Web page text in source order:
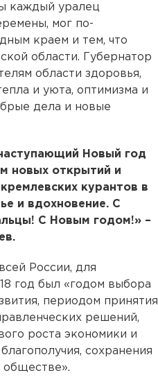
каждый уралец
мог по-
краем и тем, что
области. Губернатор
области здоровья,
и уюта, оптимизма и
дела и новые
Новый год
новых открытий и
курантов в
и вдохновение. С
С Новым годом!» –
России, для
год был «годом выбора
периодом принятия
решений,
роста экономики и
сохранения
обществе».